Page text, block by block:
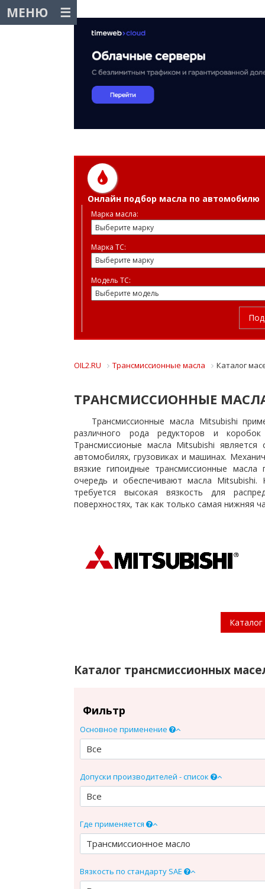
МЕНЮ
Онлайн подбор масла по автомобилю
Марка масла:
Марка ТС:
Модель ТС:
OIL2.RU Трансмиссионные масла Каталог
ТРАНСМИССИОННЫЕ МАСЛА
Трансмиссионные масла Mitsubishi
различного рода редукторов и
Трансмиссионые масла Mitsubishi
автомобилях, грузовиках и машинах.
вязкие гипоидные трансмиссионные
очередь и обеспечивают масла
требуется высокая вязкость для
поверхностях, так как только самая нижняя
Каталог трансмиссионных
Фильтр
Основное применение
Все
Допуски производителей - список
Все
Где применяется
Трансмиссионное масло
Вязкость по стандарту SAE